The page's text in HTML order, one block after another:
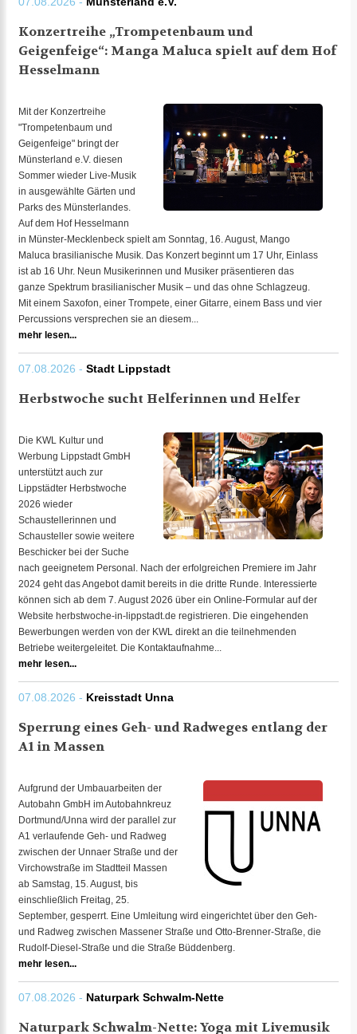
Konzertreihe „Trompetenbaum und
Geigenfeige“: Manga Maluca spielt auf dem Hof
Hesselmann
Mit der Konzertreihe
"Trompetenbaum und
Geigenfeige" bringt der
Münsterland e.V. diesen
Sommer wieder Live-Musik
in ausgewählte Gärten und
Parks des Münsterlandes.
Auf dem Hof Hesselmann
in Münster-Mecklenbeck spielt am Sonntag, 16. August, Mango
Maluca brasilianische Musik. Das Konzert beginnt um 17 Uhr, Einlass
ist ab 16 Uhr. Neun Musikerinnen und Musiker präsentieren das
ganze Spektrum brasilianischer Musik – und das ohne Schlagzeug.
Mit einem Saxofon, einer Trompete, einer Gitarre, einem Bass und vier
Percussions versprechen sie an diesem...
mehr lesen...
07.08.2026 - Stadt Lippstadt
Herbstwoche sucht Helferinnen und Helfer
Die KWL Kultur und
Werbung Lippstadt GmbH
unterstützt auch zur
Lippstädter Herbstwoche
2026 wieder
Schaustellerinnen und
Schausteller sowie weitere
Beschicker bei der Suche
nach geeignetem Personal. Nach der erfolgreichen Premiere im Jahr
2024 geht das Angebot damit bereits in die dritte Runde. Interessierte
können sich ab dem 7. August 2026 über ein Online-Formular auf der
Website herbstwoche-in-lippstadt.de registrieren. Die eingehenden
Bewerbungen werden von der KWL direkt an die teilnehmenden
Betriebe weitergeleitet. Die Kontaktaufnahme...
mehr lesen...
07.08.2026 - Kreisstadt Unna
Sperrung eines Geh- und Radweges entlang der
A1 in Massen
Aufgrund der Umbauarbeiten der
Autobahn GmbH im Autobahnkreuz
Dortmund/Unna wird der parallel zur
A1 verlaufende Geh- und Radweg
zwischen der Unnaer Straße und der
Virchowstraße im Stadtteil Massen
ab Samstag, 15. August, bis
einschließlich Freitag, 25.
September, gesperrt. Eine Umleitung wird eingerichtet über den Geh-
und Radweg zwischen Massener Straße und Otto-Brenner-Straße, die
Rudolf-Diesel-Straße und die Straße Büddenberg.
mehr lesen...
07.08.2026 - Naturpark Schwalm-Nette
Naturpark Schwalm-Nette: Yoga mit Livemusik